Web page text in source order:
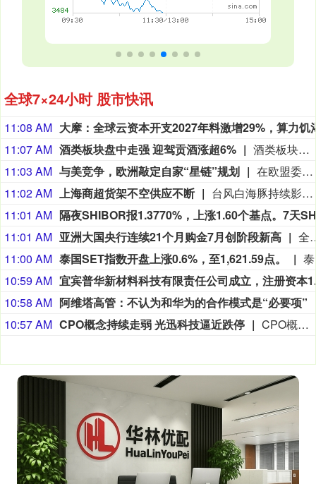
全球7×24小时 股市快讯
11:08 AM
11:07 AM 酒类板块盘中走强 迎驾贡酒涨超6%
酒类板块盘中走强，迎驾贡酒涨超6%，古井贡酒、会稽山、天佑德酒等股跟涨。
11:03 AM 与美竞争，欧洲敲定自家“星链”规划
在欧盟委员会于2024年12月宣布开发Iris2通信卫星系统一年半之后，这一被视作欧盟版“星链”的项目终于完成了谈判。当地时间7日，欧盟委员会与该系统设计和运营方SpaceRISE财团完成谈判并签署实施协议。与原定计划相比，正式签署的协议新增66颗低地球轨道卫星，使主星座规模达到348颗。欧盟方面表示此举是对“不断变化的安全环境”的回应，但德国《南德意志报》等欧洲媒体普遍认为，其另一关键目的是提升欧洲在太空领域的主权，避免依赖美国太空探索技术公司（SpaceX）旗下“星链”卫星。 欧洲航天局官网信息显示，348颗卫星中，330颗将被部署在近地球轨道，另外18颗部署在中地球轨道。据欧盟介绍，其将加快项目开发进度，除卫星制造外，还包括地面基础设施以及发射服务。欧盟委员会称，将寻找能为Iris2星座增加“直接向终端设备传输”功能的供应商以提供移动服务，与“星链”等同类产品更直接竞争。（环球网）
11:02 AM
上海商超货架不空供应不断
台风白海豚持续影响上海。针对此次台风天气带来的供应波动，上海市农产品市场提前谋划、备足货源，各大商超卖场全面启动极端天气应急保供预案，加大生活必需品备货补货力度。为保障台风期间蔬菜货物供应，上海蔬菜集团迅速摸排近期供沪蔬菜主产区种植、采收、库存及气象变化情况，8月8日-9日蔬菜和猪肉供应均呈现“量增价稳”的态势，日均蔬菜周转总量预计在4000吨以上。在上海闵行区一家商超内，央视财经记者看到，卖场内秩序井然，货架上商品品类丰富。超市负责人向记者介绍，受台风影响，门店客流和订单量都有明显增加，为了确保货架不空、供应不断，门店及时加大了补货力度。（央视财经）
11:01 AM
11:01 AM 亚洲大国央行连续21个月购金7月创阶段新高
全球央行购金浪潮仍在持续，亚洲大国央行开启长达21个月的连续增持周期，即便金价
11:00 AM 泰国SET指数开盘上涨0.6%，至1,621.59点。
10:59 AM
10:58 AM 阿维塔高管：不认为和华为的合作模式是“必要项”
10:57 AM CPO概念持续走弱 光迅科技逼近跌停 CPO概念盘中持续走弱，光迅科技逼近跌停，中际旭创跌超7%，A+H股总市值再度跌破1万亿，东山精密、新易盛、长芯博创、联讯仪器等均跌超5%。